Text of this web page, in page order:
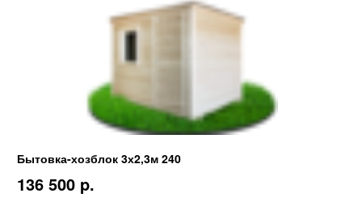
Бытовка-хозблок 3х2,3м 240
136 500 p.